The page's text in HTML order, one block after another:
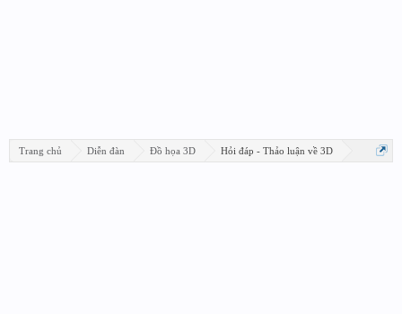
Trang chủ Diễn đàn Đồ họa 3D Hỏi đáp - Thảo luận về 3D